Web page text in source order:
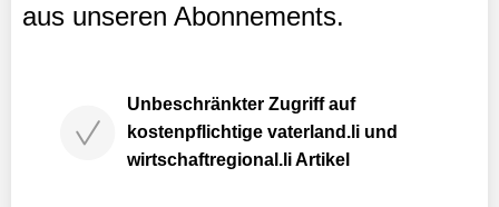
aus unseren Abonnements.
Unbeschränkter Zugriff auf
kostenpflichtige vaterland.li und
wirtschaftregional.li Artikel